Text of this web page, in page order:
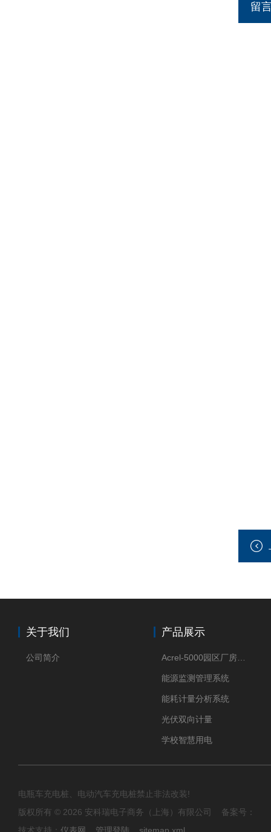
留
关于我们
公司简介
产品展示
能源监测管理系统
能耗计量分析系统
光伏双向计量
学校智慧用电
电瓶车充电桩、电动汽车充电桩禁止非法改装!
版权所有 © 2026 安科瑞电子商务（上海）有限公司 备案号：